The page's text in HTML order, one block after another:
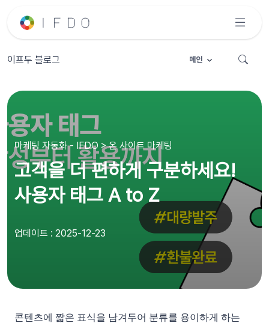
이프두 블로그 메인
마케팅 자동화 - IFDO > 온 사이트 마케팅
고객을 더 편하게 구분하세요!
사용자 태그 A to Z
업데이트 : 2025-12-23
콘텐츠에 짧은 표식을 남겨두어 분류를 용이하게 하는